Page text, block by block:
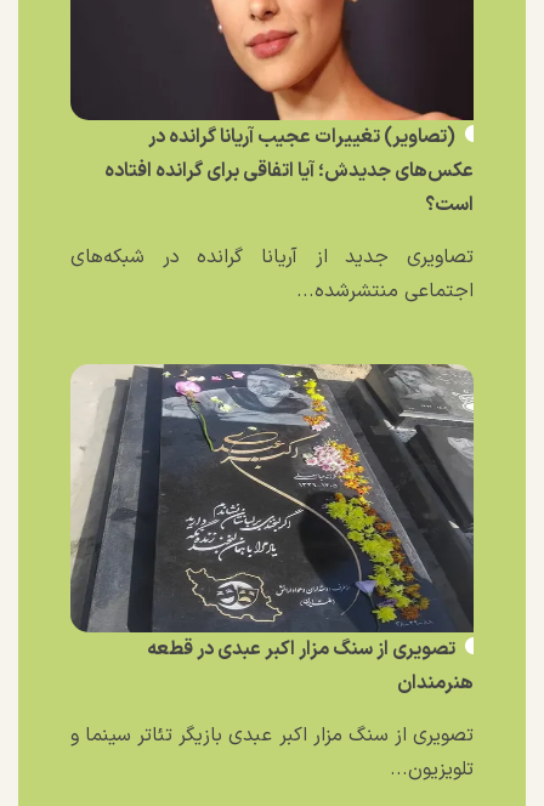
(تصاویر) تغییرات عجیب آریانا گرانده در
عکس‌های جدیدش؛ آیا اتفاقی برای گرانده افتاده
است؟
تصاویری جدید از آریانا گرانده در شبکه‌های
اجتماعی منتشرشده...
تصویری از سنگ مزار اکبر عبدی در قطعه
هنرمندان
تصویری از سنگ مزار اکبر عبدی بازیگر تئاتر سینما و
تلویزیون...